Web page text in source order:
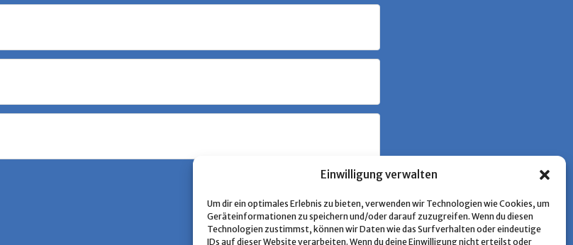
Einwilligung verwalten
Um dir ein optimales Erlebnis zu bieten, verwenden wir Technologien wie Cookies, um
Geräteinformationen zu speichern und/oder darauf zuzugreifen. Wenn du diesen
Technologien zustimmst, können wir Daten wie das Surfverhalten oder eindeutige
IDs auf dieser Website verarbeiten. Wenn du deine Einwilligung nicht erteilst oder